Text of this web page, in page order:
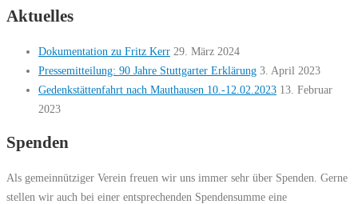
Aktuelles
Dokumentation zu Fritz Kerr 29. März 2024
Pressemitteilung: 90 Jahre Stuttgarter Erklärung 3. April 2023
Gedenkstättenfahrt nach Mauthausen 10.-12.02.2023 13. Februar
2023
Spenden
Als gemeinnütziger Verein freuen wir uns immer sehr über Spenden. Gerne
stellen wir auch bei einer entsprechenden Spendensumme eine